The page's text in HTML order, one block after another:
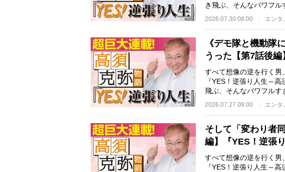
き飛ぶ、そんなパワフル
2026.07.30 08:00 エンタ
《デモ隊と機動隊
うった【第7話後
すべて想像の逆を行く
『YES！逆張り人生～
飛ぶ、そんなパワフル
2026.07.27 08:00 エンタ
そして「変わり者
編】『YES！逆張
すべて想像の逆を行く
『YES！逆張り人生～